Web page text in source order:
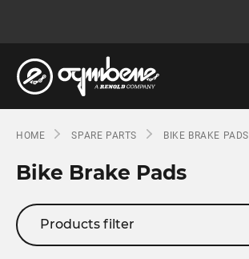
HOME SPARE PARTS BIKE BRAKE PADS
Bike Brake Pads
Products filter